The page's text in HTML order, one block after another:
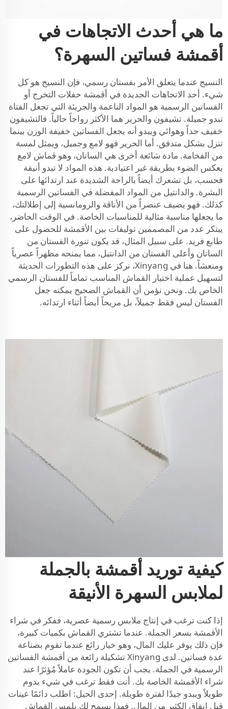
ما هي أحدث الاتجاهات في
أقمشة فساتين السهرة؟
النسيج عندما يتعلق الأمر بفستان رسمي، فإن النسيج هو كل
شيء. أحد الاتجاهات الجديدة في أقمشة حفلات التخرج أو
الفساتين الرسمية هو المواد الناعمة والجريئة التي تجعل الفتاة
تبدو جميلة. تشيفون والحرير هما الأكثر رواجاً حالياً. فالتشيفون
خفيف جداً وهوائي ويبدو أنه يجعل الفساتين خفيفة الوزن بينما
تنزل بشكل متدفق. أما الحرير فهو لامع وجميل، ويمثل لمسة
من الفخامة. مادة شائعة أخرى هي الساتان، وهو قماش لامع
يعكس الضوء بطريقة غير اعتيادية. هذه المواد لا تبدو أنيقة
فحسب، بل تشعرك أيضاً بالراحة الشديدة عند ارتدائها على
البشرة. والدانتيل من المواد المفضلة في الفساتين الرسمية
كذلك. فهو يضيف عنصراً من الأناقة والرومانسية إلى إطلالتك،
ما يجعلها مناسبة مثالية للمناسبات الخاصة. في الوقت الحاضر،
يبتكر عدد من المصممين توليفات بين الأقمشة للحصول على
طابع فريد. على سبيل المثال، قد يكون تنورة الفستان من
الساتان وأعلى الفستان من الدانتيل، مما يمنحه مظهراً عصرياً
ومنعشاً. هنا في Xinyang، نركز على هذه التطورات الحديثة
لتسهيل عملية اختيار القماش المناسب تماماً للفستان الرسمي
الخاص بك. ونحن نؤمن أن القماش الصحيح يمكنه جعل
الفستان ليس فقط جميلاً، بل مريحاً أيضاً أثناء ارتدائه.
كيفية توريد أقمشة بالجملة
لملابس السهرة الأنيقة
إذا كنت ترغب في إنتاج ملابس رسمية عصرية، ففكر في شراء
الأقمشة بسعر الجملة. عندما تشتري القماش بكميات كبيرة،
فإن ذلك يوفر عليك المال، وهو خيار رائع عندما تقوم بصناعة
عدة فساتين. لدى Xinyang تشكيلة رائعة من
أقمشة الفساتين
الرسمية في الجملة. يجب أن تكون الجودة عاملاً مُؤثرًا عند
شراء الأقمشة الخاصة بك. أنت فقط ترغب في شيء يدوم
طويلاً ويبدو جيدًا لفترة طويلة. إحدى الحيل: اطلب دائمًا عينات
قبل إنفاق الكثير من المال. فهذا يسمح لك بلمس القماش